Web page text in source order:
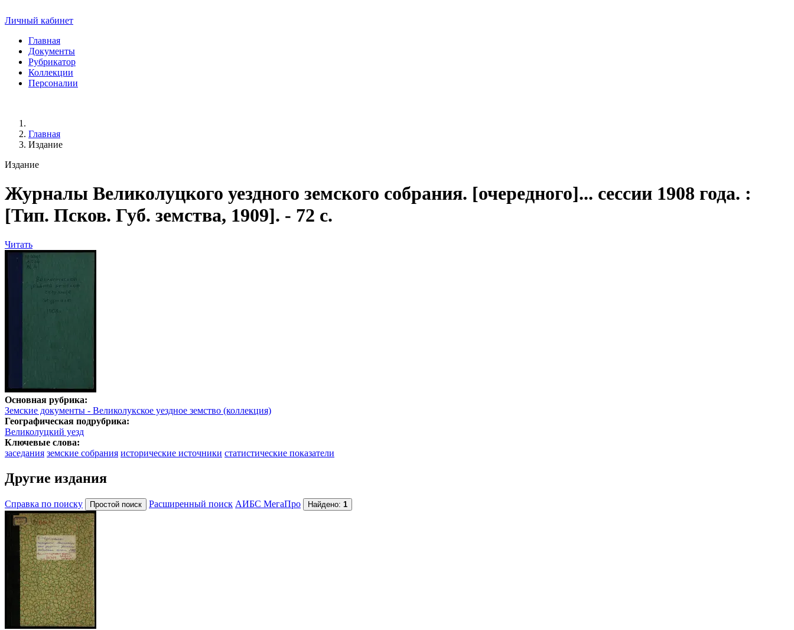
Личный кабинет
Главная
Документы
Рубрикатор
Коллекции
Персоналии
Главная
Издание
Издание
Журналы Великолуцкого уездного земского собрания. [очередного]... сессии 1908 года. :
[Тип. Псков. Губ. земства, 1909]. - 72 с.
Читать
Основная рубрика:
Земские документы - Великолукское уездное земство (коллекция)
Географическая подрубрика:
Великолуцкий уезд
Ключевые слова:
заседания земские собрания исторические источники статистические показатели
Другие издания
Справка по поиску Расширенный поиск АИБС МегаПро Найдено: 1